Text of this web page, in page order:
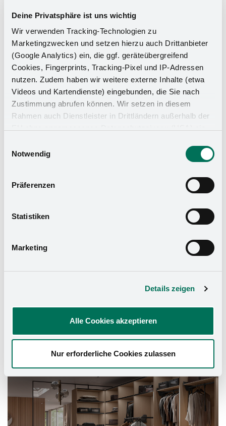
Deine Privatsphäre ist uns wichtig
Wir verwenden Tracking-Technologien zu
Marketingzwecken und setzen hierzu auch Drittanbieter
(Google Analytics) ein, die ggf. geräteübergreifend
Cookies, Fingerprints, Tracking-Pixel und IP-Adressen
nutzen. Zudem haben wir weitere externe Inhalte (etwa
Videos und Kartendienste) eingebunden, die Sie nach
Zustimmung abrufen können. Wir setzen in diesem
Rahmen auch Dienstleister in Drittländern außerhalb der
zu Sicherheits- und Überwachungszwecken zugreifen,
Rechtsmittel einlegen können. Mit Ihrer Einstellung
willigen Sie in die oben beschriebenen Vorgänge ein. Sie
widerrufen. Mehr Informationen finden Sie in unserer
Impressum.
Notwendig
Präferenzen
Statistiken
Marketing
Details zeigen
Alle Cookies akzeptieren
Nur erforderliche Cookies zulassen
Schrank-Ausstattung